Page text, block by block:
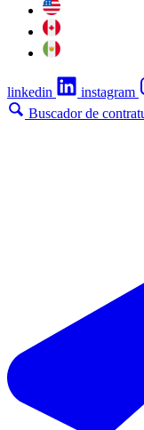
linkedin
instagram
Buscador de